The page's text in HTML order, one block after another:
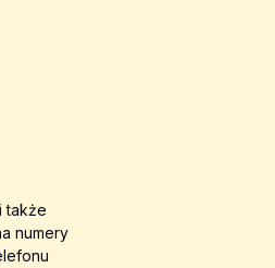
także
numery